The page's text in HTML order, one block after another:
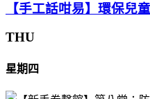
【手工話咁易】環保兒
THU
星期四